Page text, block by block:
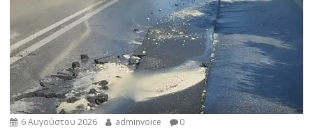
6 Αυγούστου 2026 adminvoice 0